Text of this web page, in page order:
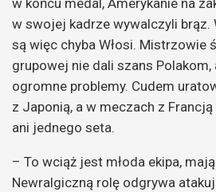
w końcu medal, Amerykanie na
w swojej kadrze wywalczyli brąz.
są więc chyba Włosi. Mistrzowie
grupowej nie dali szans
ogromne problemy. Cudem
z Japonią, a w meczach z
ani jednego seta.
– To wciąż jest młoda ekipa,
Newralgiczną rolę odgrywa